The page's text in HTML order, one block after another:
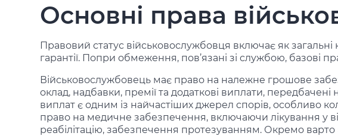
Основні права
Правовий статус військовослужбовця включає як загальні
гарантії. Попри обмеження, пов’язані зі службою, базові
Військовослужбовець має право на належне грошове
оклад, надбавки, премії та додаткові виплати,
виплат є одним із найчастіших джерел спорів, особливо
право на медичне забезпечення, включаючи лікування у
реабілітацію, забезпечення протезуванням. Окремо